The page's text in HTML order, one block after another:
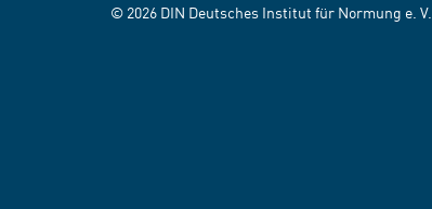
© 2026 DIN Deutsches Institut für Normung e. V.